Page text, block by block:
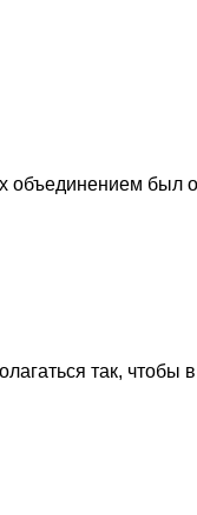
объединением был
так, чтобы в